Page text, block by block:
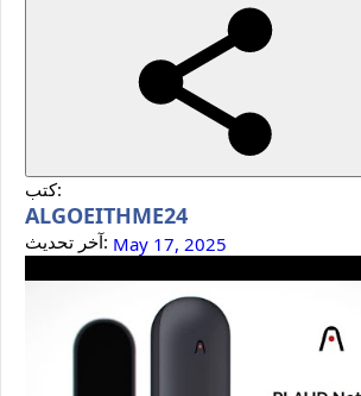
كتب:
ALGOEITHME24
آخر تحديث: May 17, 2025